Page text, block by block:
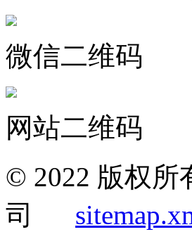
微信二维码
网站二维码
© 2022 版权所
司